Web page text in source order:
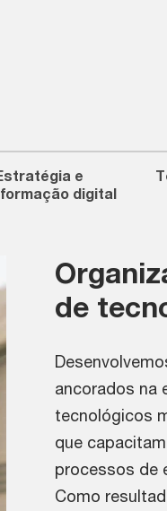
e
digital
de
ancorados na
tecnológicos
que
processos de
Como